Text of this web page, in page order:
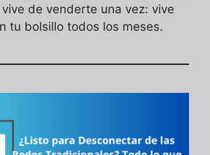
de venderte una vez: vive
tu bolsillo todos los meses.